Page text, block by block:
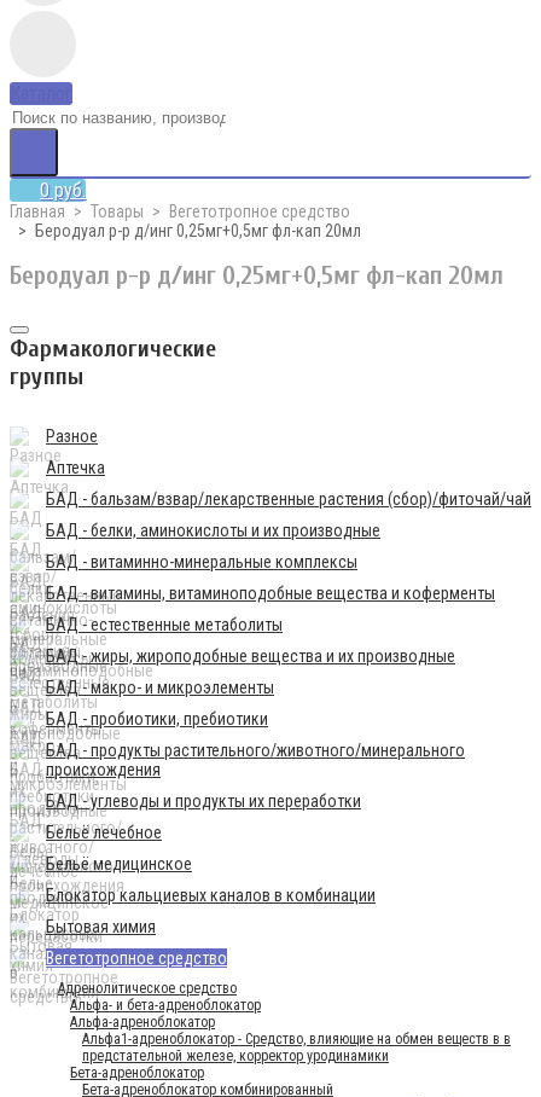
0 руб.
Главная Товары
Вегетотропное средство
Беродуал р-р д/инг 0,25мг+0,5мг фл-кап 20мл
Беродуал р-р д/инг 0,25мг+0,5мг фл-кап 20мл
Фармакологические
группы
Разное
Аптечка
БАД - бальзам/взвар/лекарственные растения (сбор)/фиточай/чай
БАД - белки, аминокислоты и их производные
БАД - витаминно-минеральные комплексы
БАД - витамины, витаминоподобные вещества и коферменты
БАД - естественные метаболиты
БАД - жиры, жироподобные вещества и их производные
БАД - макро- и микроэлементы
БАД - пробиотики, пребиотики
БАД - продукты растительного/животного/минерального
происхождения
БАД - углеводы и продукты их переработки
Бельё лечебное
Бельё медицинское
Блокатор кальциевых каналов в комбинации
Бытовая химия
Вегетотропное средство
Адренолитическое средство
Альфа- и бета-адреноблокатор
Альфа-адреноблокатор
Альфа1-адреноблокатор - Средство, влияющие на обмен веществ в в
предстательной железе, корректор уродинамики
Бета-адреноблокатор
Бета-адреноблокатор комбинированный